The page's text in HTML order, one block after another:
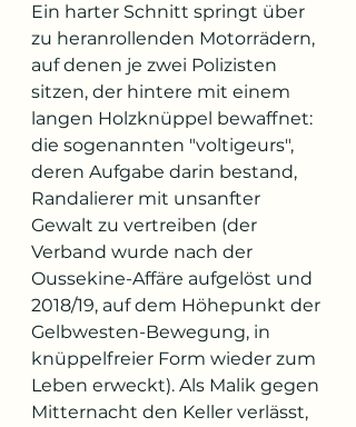
Ein harter Schnitt springt über
zu heranrollenden Motorrädern,
auf denen je zwei Polizisten
sitzen, der hintere mit einem
langen Holzknüppel bewaffnet:
die sogenannten "voltigeurs",
deren Aufgabe darin bestand,
Randalierer mit unsanfter
Gewalt zu vertreiben (der
Verband wurde nach der
Oussekine-Affäre aufgelöst und
2018/19, auf dem Höhepunkt der
Gelbwesten-Bewegung, in
knüppelfreier Form wieder zum
Leben erweckt). Als Malik gegen
Mitternacht den Keller verlässt,